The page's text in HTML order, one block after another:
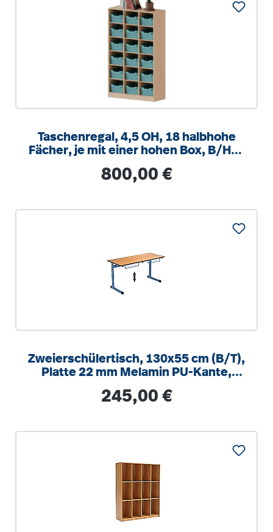
Taschenregal, 4,5 OH, 18 halbhohe
Fächer, je mit einer hohen Box, B/H/T
Regulärer Preis:
800,00 €
Zweierschülertisch, 130x55 cm (B/T),
Platte 22 mm Melamin PU-Kante,
Regulärer Preis:
245,00 €